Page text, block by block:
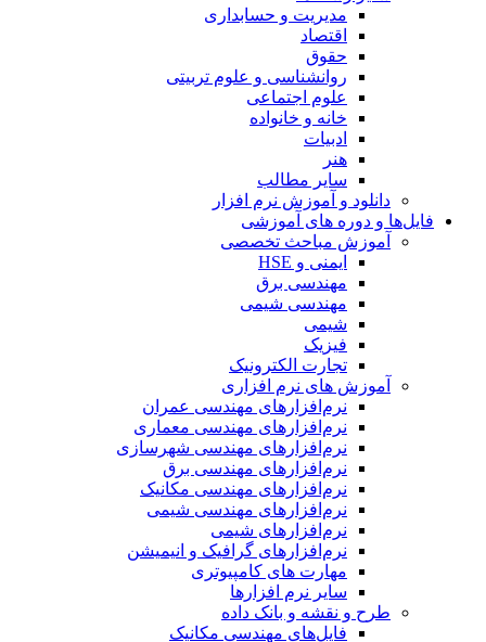
مدیریت و حسابداری
اقتصاد
حقوق
روانشناسی و علوم تربیتی
علوم اجتماعی
خانه و خانواده
ادبیات
هنر
سایر مطالب
دانلود و آموزش نرم افزار
فایل‌ها و دوره های آموزشی
آموزش مباحث تخصصی
ایمنی و HSE
مهندسی برق
مهندسی شیمی
شیمی
فیزیک
تجارت الکترونیک
آموزش های نرم افزاری
نرم‌افزارهای مهندسی عمران
نرم‌افزارهای مهندسی معماری
نرم‌افزارهای مهندسی شهرسازی
نرم‌افزارهای مهندسی برق
نرم‌افزارهای مهندسی مکانیک
نرم‌افزارهای مهندسی شیمی
نرم‌افزارهای شیمی
نرم‌افزارهای گرافیک و انیمیشن
مهارت های کامپیوتری
سایر نرم افزارها
طرح و نقشه و بانک داده
فایل‌های مهندسی مکانیک